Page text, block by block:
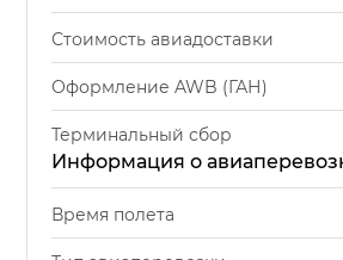
Стоимость авиадоставки
Оформление AWB (ГАН)
Терминальный сбор
Информация о
Время полета